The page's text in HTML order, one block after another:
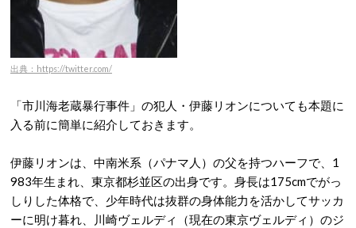
出典：https://twitter.com/
「市川海老蔵暴行事件」の犯人・伊藤リオンについても本題に
入る前に簡単に紹介しておきます。
伊藤リオンは、中南米系（パナマ人）の父を持つハーフで、1
983年生まれ、東京都杉並区の出身です。身長は175cmでがっ
しりした体格で、少年時代は抜群の身体能力を活かしてサッカ
ーに明け暮れ、川崎ヴェルディ（現在の東京ヴェルディ）のジ